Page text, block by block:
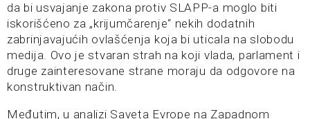
da bi usvajanje zakona protiv SLAPP-a moglo biti
iskorišćeno za „krijumčarenje“ nekih dodatnih
zabrinjavajućih ovlašćenja koja bi uticala na slobodu
medija. Ovo je stvaran strah na koji vlada, parlament i
druge zainteresovane strane moraju da odgovore na
konstruktivan način.
Međutim, u analizi Saveta Evrope na Zapadnom